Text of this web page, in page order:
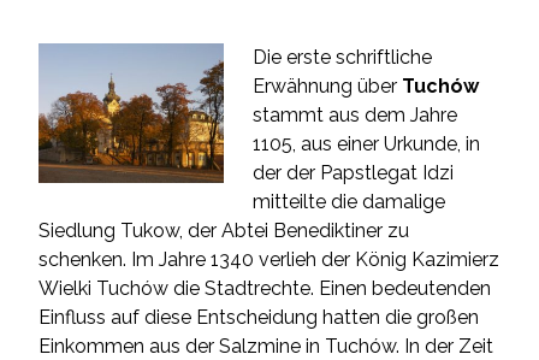
Die erste schriftliche
Erwähnung über Tuchów
stammt aus dem Jahre
1105, aus einer Urkunde, in
der der Papstlegat Idzi
mitteilte die damalige
Siedlung Tukow, der Abtei Benediktiner zu
schenken. Im Jahre 1340 verlieh der König Kazimierz
Wielki Tuchów die Stadtrechte. Einen bedeutenden
Einfluss auf diese Entscheidung hatten die großen
Einkommen aus der Salzmine in Tuchów. In der Zeit